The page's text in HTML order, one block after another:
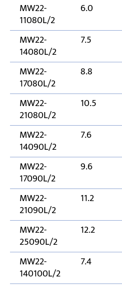
MW22-
11080L/2
6.0
MW22-
14080L/2
7.5
MW22-
17080L/2
8.8
MW22-
21080L/2
10.5
MW22-
14090L/2
7.6
MW22-
17090L/2
9.6
MW22-
21090L/2
11.2
MW22-
25090L/2
12.2
MW22-
140100L/2
7.4